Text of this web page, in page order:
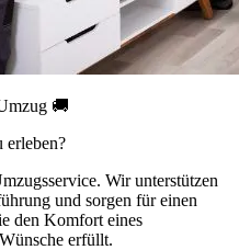
🚚
erleben?
Wir unterstützen
und sorgen für einen
den Komfort eines
erfüllt.